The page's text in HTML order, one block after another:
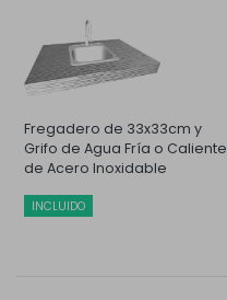
Fregadero de 33x33cm y
Grifo de Agua Fría o Caliente
de Acero Inoxidable
INCLUIDO